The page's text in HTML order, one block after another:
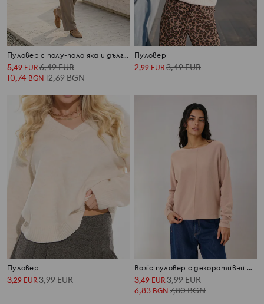
Пуловер с полу-поло яка и дълги ръкави с примес от вълна
5,49 EUR6,49EUR
10,74 BGN 12,69BGN
Пуловер
2,99 EUR3,49EUR
Пуловер
3,29 EUR3,99EUR
Basic пуловер с декоративни шевове и вискоза
3,49 EUR3,99EUR
6,83 BGN 7,80BGN